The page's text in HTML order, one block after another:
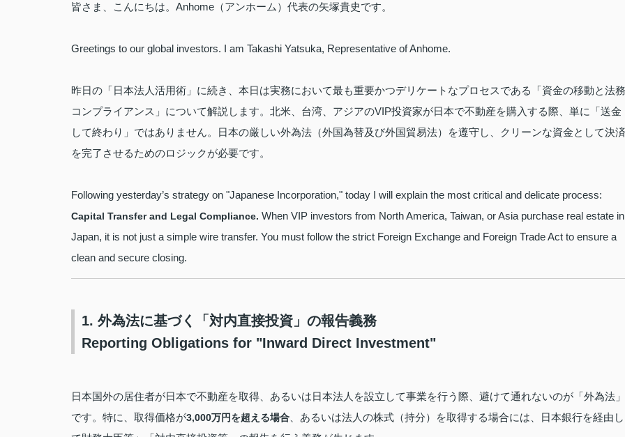
皆さま、こんにちは。Anhome（アンホーム）代表の矢塚貴史です。
Greetings to our global investors. I am Takashi Yatsuka, Representative of Anhome.
昨日の「日本法人活用術」に続き、本日は実務において最も重要かつデリケートなプロセスである「資金の移動と法務
コンプライアンス」について解説します。北米、台湾、アジアのVIP投資家が日本で不動産を購入する際、単に「送金
して終わり」ではありません。日本の厳しい外為法（外国為替及び外国貿易法）を遵守し、クリーンな資金として決済
を完了させるためのロジックが必要です。
Following yesterday’s strategy on "Japanese Incorporation," today I will explain the most critical and delicate process:
Capital Transfer and Legal Compliance. When VIP investors from North America, Taiwan, or Asia purchase real estate in
Japan, it is not just a simple wire transfer. You must follow the strict Foreign Exchange and Foreign Trade Act to ensure a
clean and secure closing.
1. 外為法に基づく「対内直接投資」の報告義務
Reporting Obligations for "Inward Direct Investment"
日本国外の居住者が日本で不動産を取得、あるいは日本法人を設立して事業を行う際、避けて通れないのが「外為法」
です。特に、取得価格が3,000万円を超える場合 、あるいは法人の株式（持分）を取得する場合には、日本銀行を経由し